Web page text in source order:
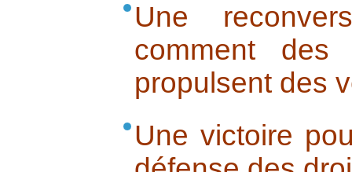
Une
comment des
propulsent des
Une victoire